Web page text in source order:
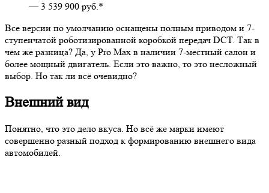
— 3 539 900 руб.*
Все версии по умолчанию оснащены полным приводом и 7-
ступенчатой роботизированной коробкой передач DCT. Так в
чём же разница? Да, у Pro Max в наличии 7-местный салон и
более мощный двигатель. Если это важно, то это несложный
выбор. Но так ли всё очевидно?
Внешний вид
Понятно, что это дело вкуса. Но всё же марки имеют
совершенно разный подход к формированию внешнего вида
автомобилей.